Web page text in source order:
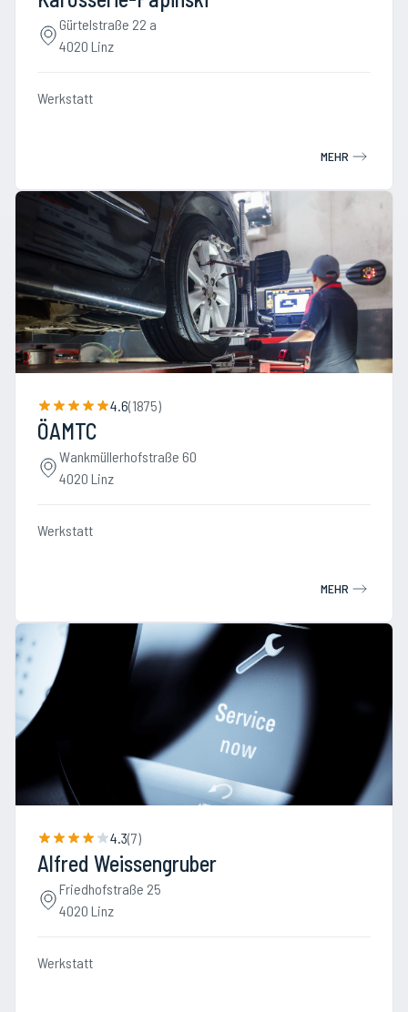
Gürtelstraße 22 a
4020 Linz
Werkstatt
MEHR
4.6(1875)
ÖAMTC
Wankmüllerhofstraße 60
4020 Linz
Werkstatt
MEHR
4.3(7)
Alfred Weissengruber
Friedhofstraße 25
4020 Linz
Werkstatt